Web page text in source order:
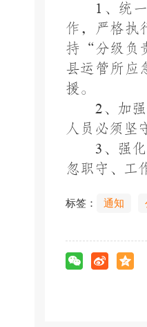
1 、统
作，严格执
持 “分级负
县运管所应
援。
2、加
人员必须坚
3 、 强化
忽职守、工
标签： 通知